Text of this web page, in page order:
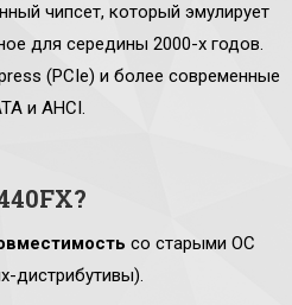
чипсет, который эмулирует
для середины 2000-х годов.
(PCIe) и более современные
и AHCI.
со старыми ОС
дистрибутивы).